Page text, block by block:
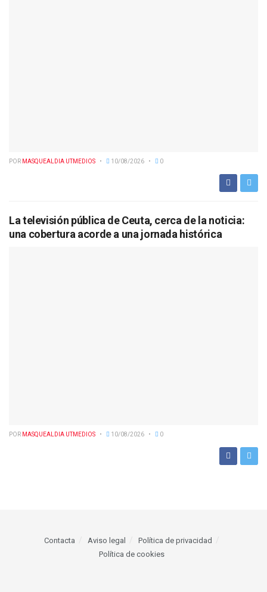
POR MASQUEALDIA UTMEDIOS 10/08/2026 0
La televisión pública de Ceuta, cerca de la noticia:
una cobertura acorde a una jornada histórica
POR MASQUEALDIA UTMEDIOS 10/08/2026 0
Contacta Aviso legal
Política de privacidad
Política de cookies